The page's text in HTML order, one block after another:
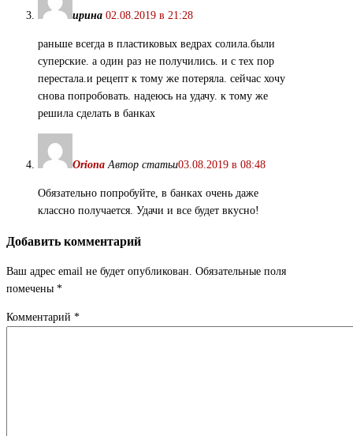
ирина 02.08.2019 в 21:28
раньше всегда в пластиковых ведрах солила.были
суперские. а один раз не получились. и с тех пор
перестала.и рецепт к тому же потеряла. сейчас хочу
снова попробовать. надеюсь на удачу. к тому же
решила сделать в банках
Oriona Автор статьи03.08.2019 в 08:48
Обязательно попробуйте, в банках очень даже
классно получается. Удачи и все будет вкусно!
Добавить комментарий
Ваш адрес email не будет опубликован. Обязательные поля
помечены *
Комментарий *